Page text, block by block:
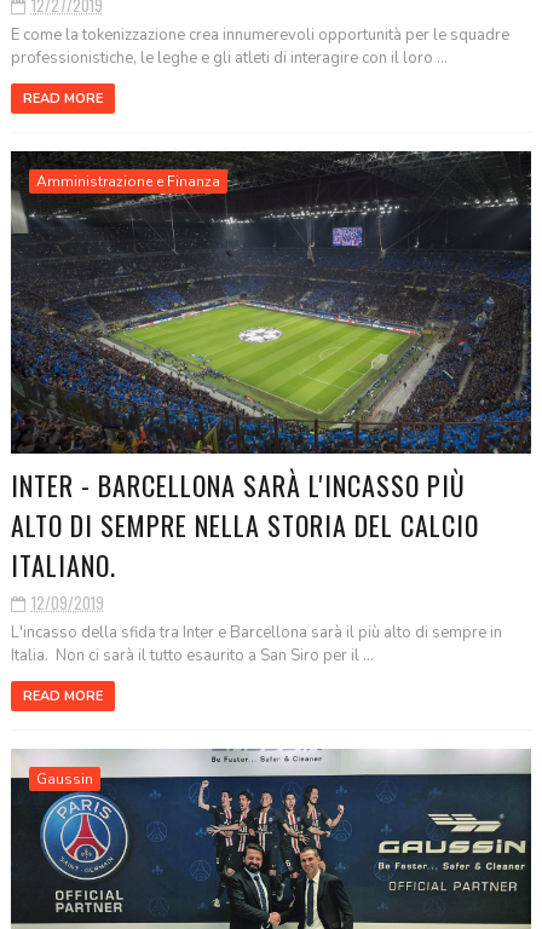
12/27/2019
E come la tokenizzazione crea innumerevoli opportunità per le squadre
professionistiche, le leghe e gli atleti di interagire con il loro ...
READ MORE
Amministrazione e Finanza
INTER - BARCELLONA SARÀ L'INCASSO PIÙ
ALTO DI SEMPRE NELLA STORIA DEL CALCIO
ITALIANO.
12/09/2019
L'incasso della sfida tra Inter e Barcellona sarà il più alto di sempre in
Italia. Non ci sarà il tutto esaurito a San Siro per il ...
READ MORE
Gaussin